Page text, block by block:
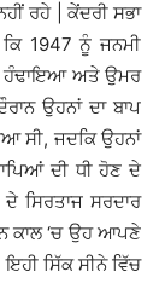
ਰਹੇ | ਕੇਂਦਰੀ ਸਭਾ
1947 ਨੂੰ ਜਨਮੀ
ਹੰਢਾਇਆ ਅਤੇ ਉਮਰ
ਉਹਨਾਂ ਦਾ ਬਾਪ
ਸੀ, ਜਦਕਿ ਉਹਨਾਂ
ਦੀ ਧੀ ਹੋਣ ਦੇ
ਸਿਰਤਾਜ ਸਰਦਾਰ
ਕਾਲ ‘ਚ ਉਹ ਆਪਣੇ
ਸਿੱਕ ਸੀਨੇ ਵਿੱਚ